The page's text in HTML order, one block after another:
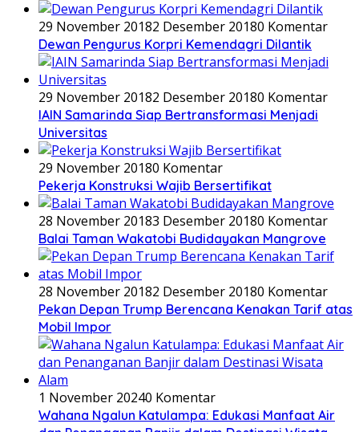
29 November 20182 Desember 20180 Komentar
Dewan Pengurus Korpri Kemendagri Dilantik
29 November 20182 Desember 20180 Komentar
IAIN Samarinda Siap Bertransformasi Menjadi
Universitas
29 November 20180 Komentar
Pekerja Konstruksi Wajib Bersertifikat
28 November 20183 Desember 20180 Komentar
Balai Taman Wakatobi Budidayakan Mangrove
28 November 20182 Desember 20180 Komentar
Pekan Depan Trump Berencana Kenakan Tarif atas
Mobil Impor
1 November 20240 Komentar
Wahana Ngalun Katulampa: Edukasi Manfaat Air